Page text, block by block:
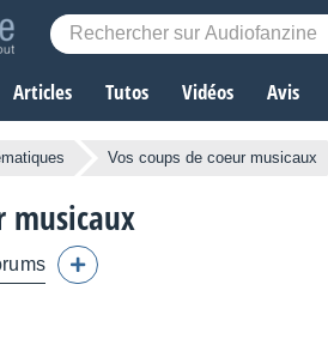
Articles Tutos Vidéos Avis
Vos coups de coeur musicaux
musicaux